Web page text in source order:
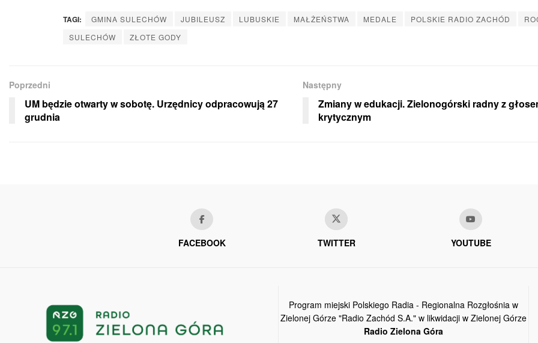
TAGI: GMINA SULECHÓW JUBILEUSZ LUBUSKIE MAŁŻEŃSTWA MEDALE POLSKIE RADIO ZACHÓD
SULECHÓW
ZŁOTE GODY
Poprzedni
UM będzie otwarty w sobotę. Urzędnicy odpracowują 27
grudnia
Następny
Zmiany w edukacji. Zielonogórski radny z
krytycznym
FACEBOOK TWITTER YOUTUBE
Program miejski Polskiego Radia - Regionalna Rozgłośnia w
Zielonej Górze "Radio Zachód S.A." w likwidacji w Zielonej Górze
Radio Zielona Góra